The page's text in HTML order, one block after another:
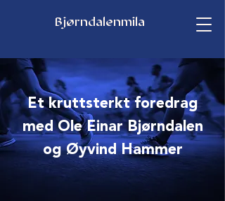
Bjørndalenmila
Et kruttsterkt foredrag
med Ole Einar Bjørndalen
og Øyvind Hammer